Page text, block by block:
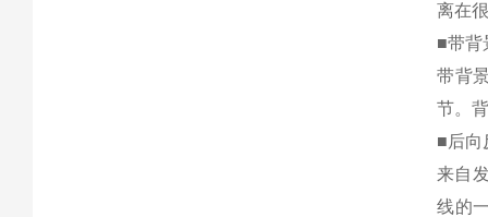
离在
■带背
带背
节。
■后向
来自
线的